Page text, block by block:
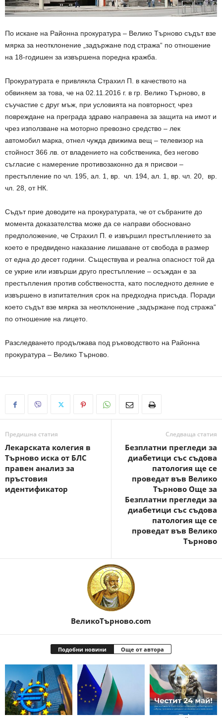
По искане на Районна прокуратура – Велико Търново съдът взе
мярка за неотклонение „задържане под стража“ по отношение
на 18-годишен за извършена поредна кражба.
Прокуратурата е привлякла Страхил П. в качеството на
обвиняем за това, че на 02.11.2016 г. в гр. Велико Търново, в
съучастие с друг мъж, при условията на повторност, чрез
повреждане на преграда здраво направена за защита на имот и
чрез използване на моторно превозно средство – лек
автомобил марка, отнел чужда движима вещ – телевизор на
стойност 366 лв. от владението на собственика, без негово
съгласие с намерение противозаконно да я присвои –
престъпление по чл. 195, ал. 1, вр. чл. 194, ал. 1, вр. чл. 20, вр.
чл. 28, от НК.
Съдът прие доводите на прокуратурата, че от събраните до
момента доказателства може да се направи обосновано
предположение, че Страхил П. е извършил престъплението за
което е предвидено наказание лишаване от свобода в размер
от една до десет години. Съществува и реална опасност той да
се укрие или извърши друго престъпление – осъждан е за
престъпления против собствеността, като последното деяние е
извършено в изпитателния срок на предходна присъда. Поради
което съдът взе мярка за неотклонение „задържане под стража“
по отношение на лицето.
Разследването продължава под ръководството на Районна
прокуратура – Велико Търново.
Предишна статия
Лекарската колегия в
Търново иска от БЛС
правен анализ за
пръстовия
идентификатор
Следваща статия
Бeзплaтни пpeглeди зa
диaбeтици cъc cъдoвa
пaтoлoгия ще се
проведат във Велико
Търново Още за
Бeзплaтни пpeглeди зa
диaбeтици cъc cъдoвa
пaтoлoгия ще се
проведат във Велико
Търново
ВеликоТърново.com
Подобни новини Още от автора